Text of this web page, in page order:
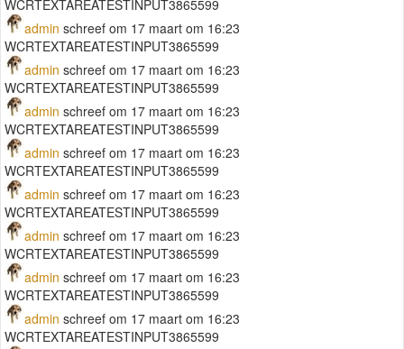
WCRTEXTAREATESTINPUT3865599
admin schreef om 17 maart om 16:23
WCRTEXTAREATESTINPUT3865599
admin schreef om 17 maart om 16:23
WCRTEXTAREATESTINPUT3865599
admin schreef om 17 maart om 16:23
WCRTEXTAREATESTINPUT3865599
admin schreef om 17 maart om 16:23
WCRTEXTAREATESTINPUT3865599
admin schreef om 17 maart om 16:23
WCRTEXTAREATESTINPUT3865599
admin schreef om 17 maart om 16:23
WCRTEXTAREATESTINPUT3865599
admin schreef om 17 maart om 16:23
WCRTEXTAREATESTINPUT3865599
admin schreef om 17 maart om 16:23
WCRTEXTAREATESTINPUT3865599